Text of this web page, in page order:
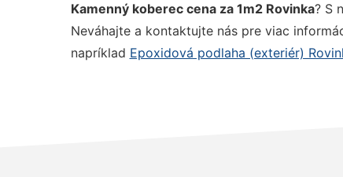
Kamenný koberec cena za 1m2 Rovinka? S
Neváhajte a kontaktujte nás pre viac
napríklad Epoxidová podlaha (exteriér)